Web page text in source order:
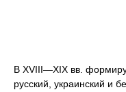
В XVIII—XIX вв.
русский, украинский и